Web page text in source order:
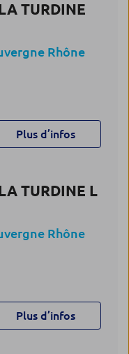
TURDINE
Rhône
Plus d’infos
TURDINE L
Rhône
Plus d’infos